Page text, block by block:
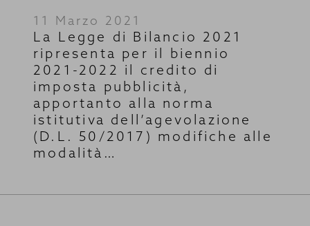
11 Marzo 2021
La Legge di Bilancio 2021
ripresenta per il biennio
2021-2022 il credito di
imposta pubblicità,
apportanto alla norma
istitutiva dell’agevolazione
(D.L. 50/2017) modifiche alle
modalità…